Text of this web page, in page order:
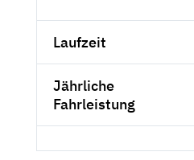
Laufzeit
Jährliche
Fahrleistung